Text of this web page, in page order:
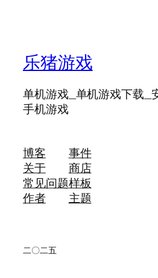
乐猪游戏
单机游戏_单机游戏下载_
手机游戏
博客
关于
常见问题
作者
事件
商店
样板
主题
二〇二五